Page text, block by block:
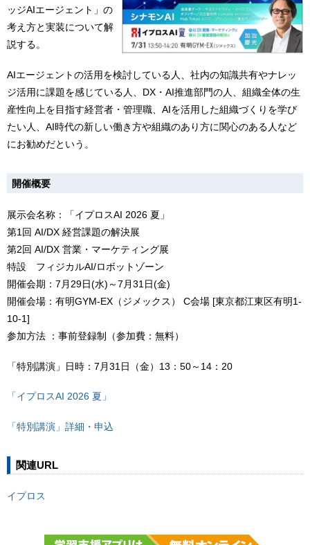
ッジAIエージェント」の
考え方と実装について解
説する。
AIエージェントの活用を検討している人、社内の知識共有やナレッ
ジ活用に課題を感じている人、DX・AI推進部門の人、組織全体の生
産性向上を目指す経営者・管理職、AIを活用した組織づくりを学び
たい人、AI時代の新しい働き方や組織のあり方に関心のある人など
にお勧めだという。
開催概要
展示会名称：「イプロスAI 2026 夏」
第1回 AI/DX 経営課題の解決展
第2回 AI/DX 営業・マーケティング展
特設 フィジカルAI/ロボットゾーン
開催会期：7月29日(水)～7月31日(金)
開催会場：有明GYM-EX（ジメックス） C会場 [東京都江東区有明1-
10-1]
参加方法 ：事前登録制（参加費：無料）
「特別講演」日時：7月31日（金）13：50～14：20
「イプロスAI 2026 夏」
「特別講演」詳細・申込
関連URL
イプロス